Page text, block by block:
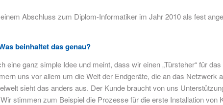
Abschluss zum Diplom-Informatiker im Jahr 2010 als fest
beinhaltet das genau?
ganz simple Idee und meint, dass wir einen „Türsteher“ für
uns vor allem um die Welt der Endgeräte, die an das Netzwerk
sieht das anders aus. Der Kunde braucht von uns
stimmen zum Beispiel die Prozesse für die erste Installation von